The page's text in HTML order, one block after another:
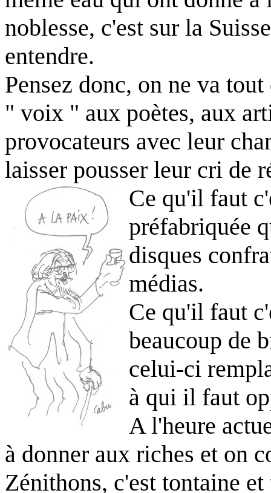
noblesse, c'est sur la
entendre.
Pensez donc, on ne va
" voix " aux poètes, aux
provocateurs avec leur
laisser pousser leur cri de
Ce qu'il faut
préfabriquée
disques
médias.
Ce qu'il faut
beaucoup de
celui-ci
à qui il faut
A l'heure
à donner aux riches et on
Zénithons, c'est tontaine